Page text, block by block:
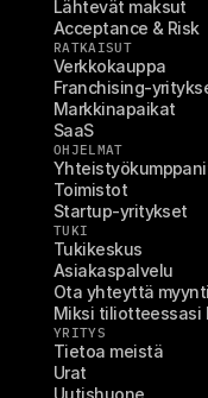
Lähtevät maksut
Acceptance & Risk
RATKAISUT
Verkkokauppa
Franchising-
Markkinapaikat
SaaS
OHJELMAT
Toimistot
Startup-yritykset
TUKI
Tukikeskus
Asiakaspalvelu
Ota yhteyttä
Miksi tiliotteessasi
YRITYS
Tietoa meistä
Urat
Uutishuone